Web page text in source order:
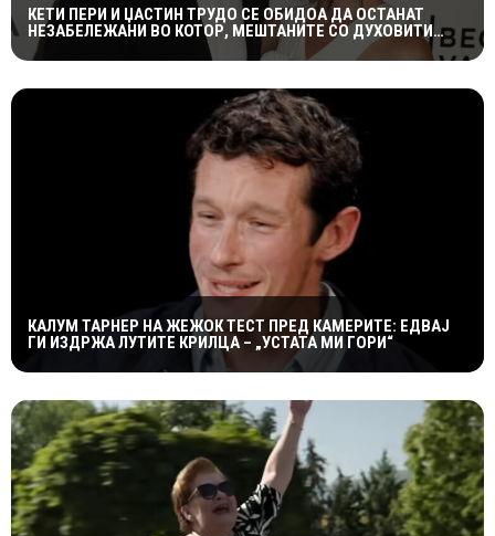
КЕТИ ПЕРИ И ЏАСТИН ТРУДО СЕ ОБИДОА ДА ОСТАНАТ
НЕЗАБЕЛЕЖАНИ ВО КОТОР, МЕШТАНИТЕ СО ДУХОВИТИ
РЕАКЦИИ: „НИКОЈ НЕ БИ ГИ ПРЕПОЗНАЛ“
КАЛУМ ТАРНЕР НА ЖЕЖОК ТЕСТ ПРЕД КАМЕРИТЕ: ЕДВАЈ
ГИ ИЗДРЖА ЛУТИТЕ КРИЛЦА – „УСТАТА МИ ГОРИ“